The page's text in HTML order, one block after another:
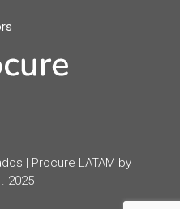
| Procure LATAM by
2025